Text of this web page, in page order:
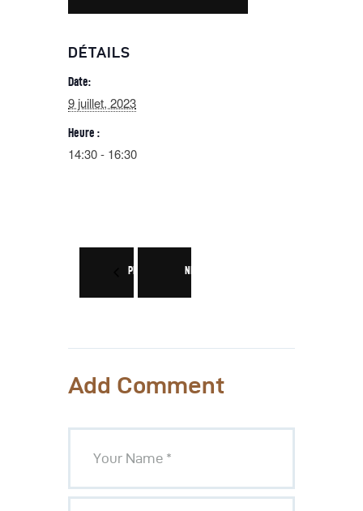
DÉTAILS
Date:
9 juillet, 2023
Heure :
14:30 - 16:30
PREV NEXT
Add Comment